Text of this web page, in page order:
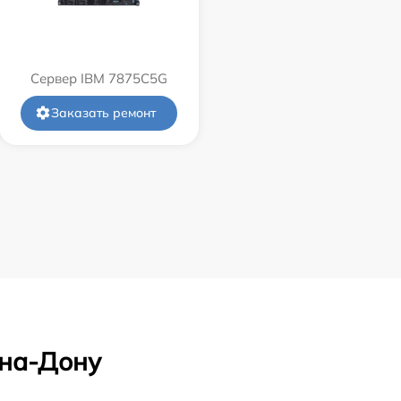
Сервер IBM 7875C5G
Заказать ремонт
Дону